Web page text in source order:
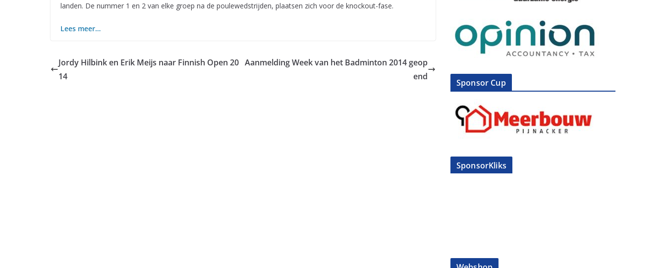
landen. De nummer 1 en 2 van elke groep na de poulewedstrijden, plaatsen zich voor de knockout-fase.
Lees meer…
Jordy Hilbink en Erik Meijs naar Finnish Open 20
14
Aanmelding Week van het Badminton 2014 geop
end
Sponsor Cup
SponsorKliks